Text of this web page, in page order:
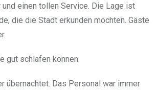
einen tollen Service. Die Lage ist
die die Stadt erkunden möchten. Gäste
gut schlafen können.
übernachtet. Das Personal war immer